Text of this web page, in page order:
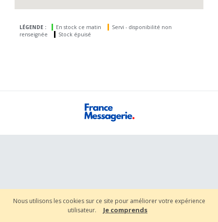
Nous utilisons les cookies sur ce site pour améliorer votre expérience
utilisateur.
Je comprends
LÉGENDE : En stock ce matin
Servi - disponibilité non
renseignée
Stock épuisé